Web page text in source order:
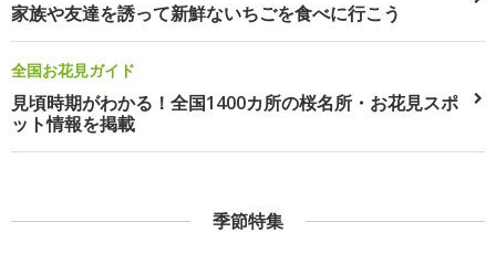
家族や友達を誘って新鮮ないちごを食べに行こう
全国お花見ガイド
見頃時期がわかる！全国1400カ所の桜名所・お花見スポ
ット情報を掲載
季節特集